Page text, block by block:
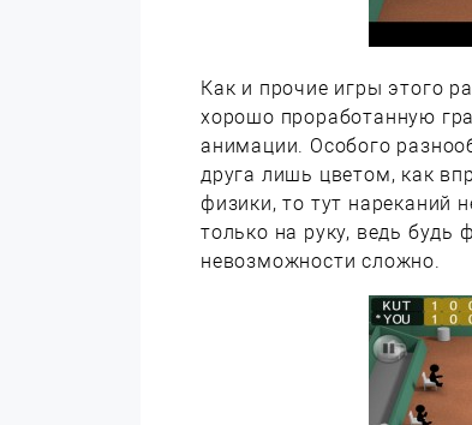
Как и прочие игры этого
хорошо проработанную
анимации. Особого
друга лишь цветом, как
физики, то тут нареканий
только на руку, ведь будь
невозможности сложно.